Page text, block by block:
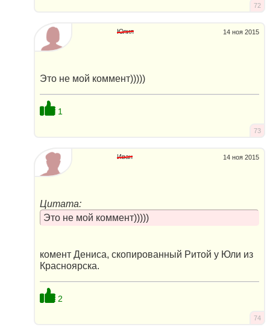
72
14 ноя 2015
Юлия
Это не мой коммент)))))
1
73
14 ноя 2015
Иван
Цитата:
Это не мой коммент)))))
комент Дениса, скопированный Ритой у Юли из
Красноярска.
2
74